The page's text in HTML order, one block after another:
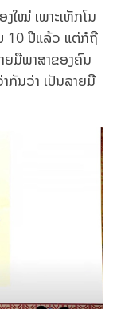
ໃໝ່ ເພາະເທັກໂນ
10 ປີແລ້ວ ແຕ່ກໍຖື
ຍມືພາສາຂອງຄົນ
ກັນວ່າ ເປັນລາຍມື